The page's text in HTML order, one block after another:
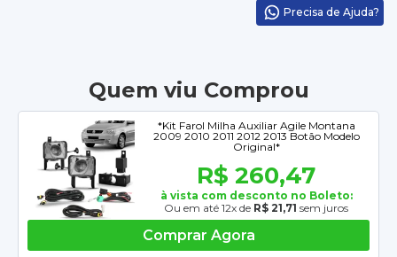
Precisa de Ajuda?
Quem viu Comprou
*Kit Farol Milha Auxiliar Agile Montana
2009 2010 2011 2012 2013 Botão Modelo
Original*
R$ 260,47
à vista com desconto no Boleto:
Ou em até 12x de R$ 21,71 sem juros
Comprar Agora